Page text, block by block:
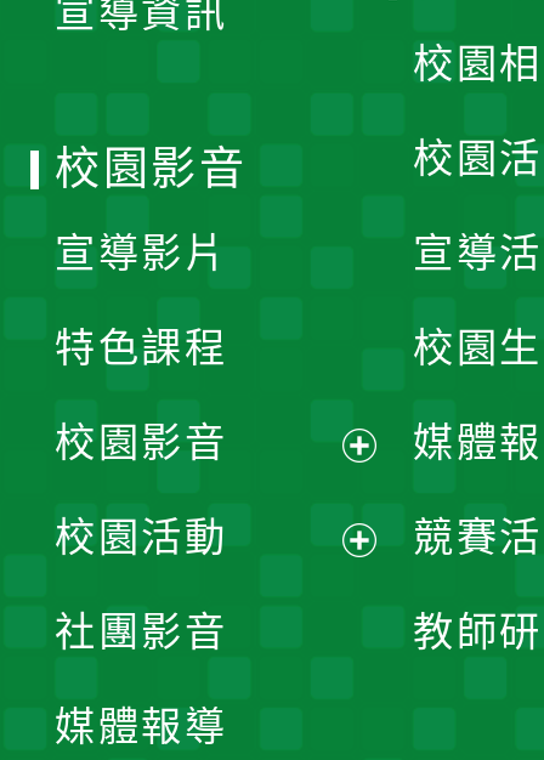
宣導資訊
校園
校園
宣導
校園
媒體
競賽
教師
校園影音
宣導影片
特色課程
校園影音
開
校園活動
社團影音
媒體報導